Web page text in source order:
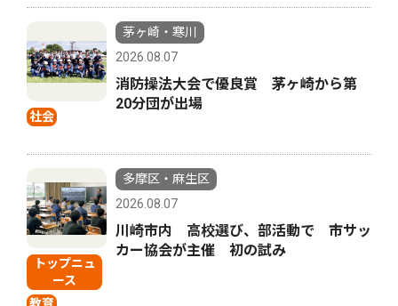
社会
茅ヶ崎・寒川
2026.08.07
消防操法大会で優良賞 茅ヶ崎から第
20分団が出場
トップニュ
ース
多摩区・麻生区
2026.08.07
川崎市内 高校選び、部活動で 市サッ
カー協会が主催 初の試み